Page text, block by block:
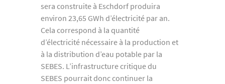
sera construite à Eschdorf produira
environ 23,65 GWh d’électricité par an.
Cela correspond à la quantité
d’électricité nécessaire à la production et
à la distribution d’eau potable par la
SEBES. L’infrastructure critique du
SEBES pourrait donc continuer la